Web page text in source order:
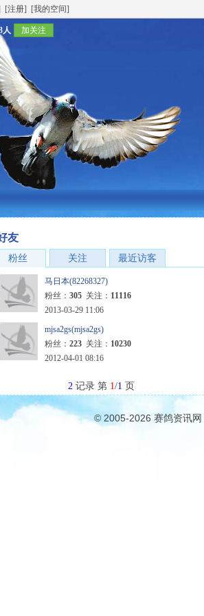
[注册] [我的空间]
人 加关注
友
粉丝 关注 最近访客
马日本(82268327)
粉丝： 305 关注： 11116
2013-03-29 11:06
mjsa2gs(mjsa2gs)
粉丝： 223 关注： 10230
2012-04-01 08:16
2 记录 第 1/1 页
© 2005-2026 赛鸽资讯网